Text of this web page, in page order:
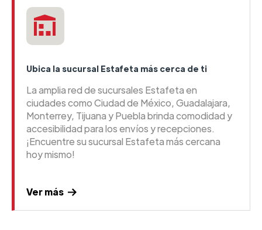
Ubica la sucursal Estafeta más cerca de ti
La amplia red de sucursales Estafeta en
ciudades como Ciudad de México, Guadalajara,
Monterrey, Tijuana y Puebla brinda comodidad y
accesibilidad para los envíos y recepciones.
¡Encuentre su sucursal Estafeta más cercana
hoy mismo!
Ver más